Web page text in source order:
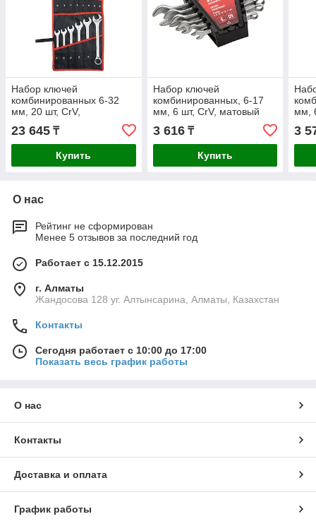
Набор ключей
комбинированных 6-32
мм, 20 шт, CrV,
полированный хром
Matrix
23 645 ₸
Купить
Набор ключей
комбинированных, 6-17
мм, 6 шт, CrV, матовый
хром Matrix
3 616₸
Купить
мм,
3
О нас
Рейтинг не сформирован
Менее 5 отзывов за последний год
Работает с 15.12.2015
г. Алматы
Жандосова 128 уг. Алтынсарина, Алматы, Казахстан
Контакты
Сегодня работает с 10:00 до 17:00
Показать весь график работы
О нас
Контакты
Доставка и оплата
График работы